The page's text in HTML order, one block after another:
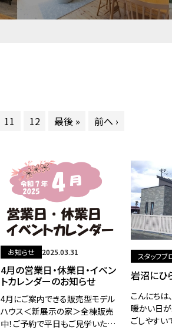
11 12 最後 » 前へ ›
お知らせ 2025.03.31
4月の営業日・休業日・イベン
トカレンダーのお知らせ
4月にご案内できる販売型モデル
ハウス＜新展示の家＞全棟販売
中！ご予約で平日もご見学いただ
スタッフブ
岩沼にひ
こんにちは
暖かい日が
ごしやす